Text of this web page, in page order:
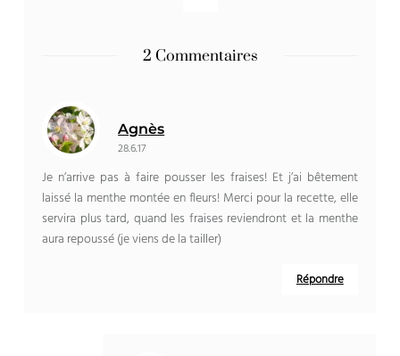
2 Commentaires
Agnès
28.6.17
Je n’arrive pas à faire pousser les fraises! Et j’ai bêtement
laissé la menthe montée en fleurs! Merci pour la recette, elle
servira plus tard, quand les fraises reviendront et la menthe
aura repoussé (je viens de la tailler)
Répondre